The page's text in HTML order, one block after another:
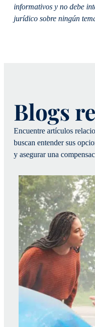
informativos y no debe
jurídico sobre ningún
Blogs
Encuentre artículos
buscan entender sus
y asegurar una